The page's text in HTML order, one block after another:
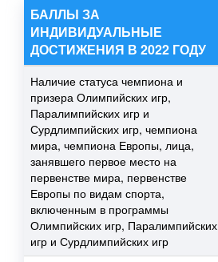
БАЛЛЫ ЗА
ИНДИВИДУАЛЬНЫЕ
ДОСТИЖЕНИЯ В 2022 ГОДУ
Наличие статуса чемпиона и
призера Олимпийских игр,
Паралимпийских игр и
Сурдлимпийских игр, чемпиона
мира, чемпиона Европы, лица,
занявшего первое место на
первенстве мира, первенстве
Европы по видам спорта,
включенным в программы
Олимпийских игр, Паралимпийских
игр и Сурдлимпийских игр